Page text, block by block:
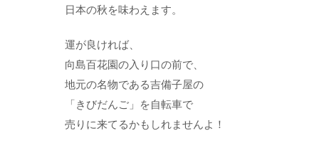
日本の秋を味わえます。
運が良ければ、
向島百花園の入り口の前で、
地元の名物である吉備子屋の
「きびだんご」を自転車で
売りに来てるかもしれませんよ！